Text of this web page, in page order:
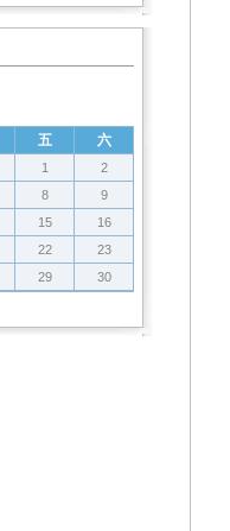
五 六
1
2
8
9
15
16
22
23
29 30